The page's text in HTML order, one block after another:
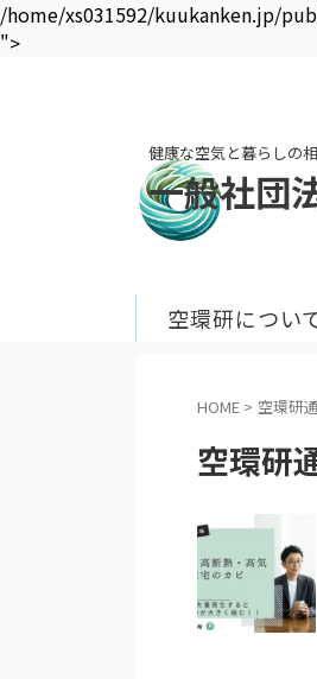
/home/xs031592/kuukanken.jp/
">
健康な空気と暮らしの
一般社団
空環研につい
HOME > 空環研
空環研